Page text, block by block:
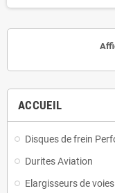
ACCUEIL
Disques de frein
Durites Aviation
Elargisseurs de voies